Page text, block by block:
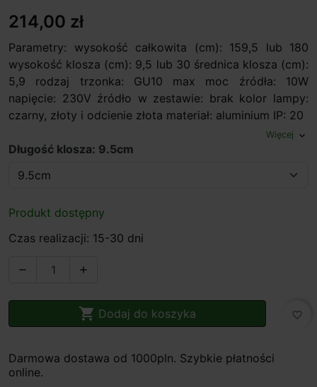
214,00 zł
Parametry: wysokość całkowita (cm): 159,5 lub 180
wysokość klosza (cm): 9,5 lub 30 średnica klosza (cm):
5,9 rodzaj trzonka: GU10 max moc źródła: 10W
napięcie: 230V źródło w zestawie: brak kolor lampy:
czarny, złoty i odcienie złota materiał: aluminium IP: 20
Więcej expand_more
Długość klosza: 9.5cm
Produkt dostępny
Czas realizacji: 15-30 dni
 
 Dodaj do koszyka favorite_border
Darmowa dostawa od 1000pln. Szybkie płatności
online.